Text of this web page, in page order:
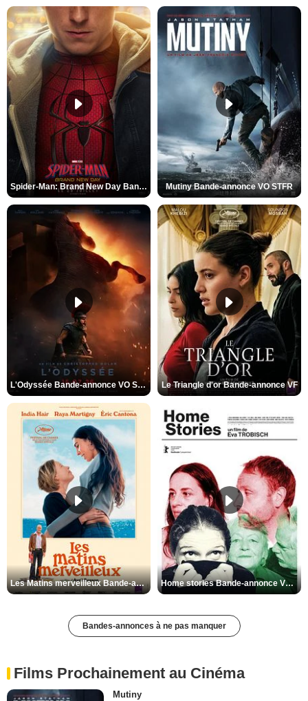
Spider-Man: Brand New Day Bande-annonce VO STFR Mutiny Bande-annonce VO STFR
L'Odyssée Bande-annonce VO STFR Le Triangle d'or Bande-annonce VF
Les Matins merveilleux Bande-annonce VF Home stories Bande-annonce VO STFR
Bandes-annonces à ne pas manquer
Films Prochainement au Cinéma
Mutiny